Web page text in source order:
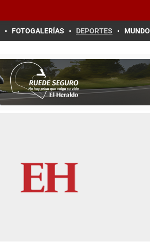
FOTOGALERÍAS DEPORTES MUNDO